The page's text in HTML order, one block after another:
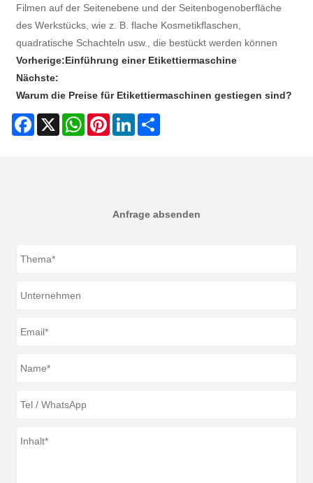
Filmen auf der Seitenebene und der Seitenbogenoberfläche
des Werkstücks, wie z. B. flache Kosmetikflaschen,
quadratische Schachteln usw., die bestückt werden können
Vorherige:Einführung einer Etikettiermaschine
Nächste:
Warum die Preise für Etikettiermaschinen gestiegen sind?
Facebook
X WhatsAppPinterestLinkedIn
Anfrage absenden